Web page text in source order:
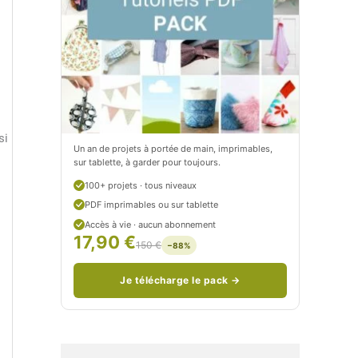
t
i
t
C
i
t
r
n
/
t
i
t
c
i
t
o
n
c
o
Un an de projets à portée de main, imprimables,
sur tablette, à garder pour toujours.
100+ projets · tous niveaux
PDF imprimables ou sur tablette
Accès à vie · aucun abonnement
17,90 €150 € −88%
Je télécharge le pack →